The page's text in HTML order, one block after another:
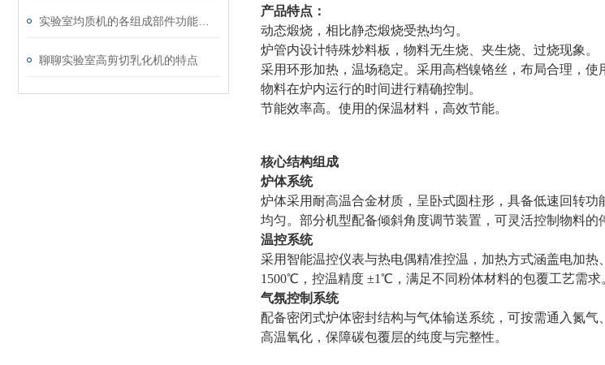
聊聊实验室高剪切乳化机的特点
产品特点：
动态煅烧，相比静态煅烧受热均匀。
炉管内设计特殊炒料板，物料无生烧、夹生烧、过烧现象。
采用环形加热，温场稳定。采用高档镍铬丝，布局合理，使
物料在炉内运行的时间进行精确控制。
节能效率高。使用的保温材料，高效节能。
核心结构组成
炉体系统
炉体采用耐高温合金材质，呈卧式圆柱形，具备低速回转
均匀。部分机型配备倾斜角度调节装置，可灵活控制物料的
温控系统
采用智能温控仪表与热电偶精准控温，加热方式涵盖电加
1500℃，控温精度 ±1℃，满足不同粉体材料的包覆工艺需求
气氛控制系统
配备密闭式炉体密封结构与气体输送系统，可按需通入氮
高温氧化，保障碳包覆层的纯度与完整性。